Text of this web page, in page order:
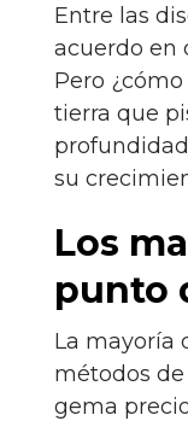
Entre las
acuerdo en
Pero
tierra que
su
Los
punto
La mayoría
métodos
gema